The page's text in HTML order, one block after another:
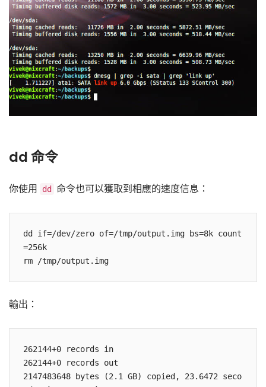
dd 命令
你使用 dd 命令也可以獲取到相應的速度信息：
dd if=/dev/zero of=/tmp/output.img bs=8k count
=256k
輸出：
262144+0 records in
262144+0 records out
2147483648 bytes (2.1 GB) copied, 23.6472 seco